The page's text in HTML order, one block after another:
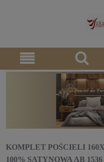
KOMPLET POŚCIELI
100% SATYNOWA AB 1536